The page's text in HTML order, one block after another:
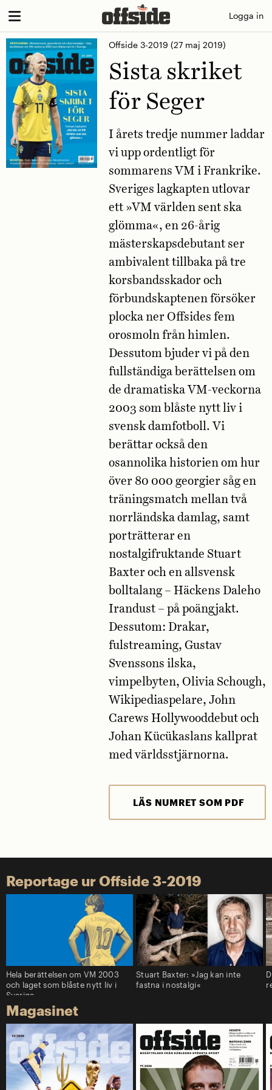
Skip
content
Logga in
Offside 3-2019 (27 maj 2019)
Sista skriket
för Seger
I årets tredje nummer laddar
vi upp ordentligt för
sommarens VM i Frankrike.
Sveriges lagkapten utlovar
ett »VM världen sent ska
glömma«, en 26-årig
mästerskapsdebutant ser
ambivalent tillbaka på tre
korsbandsskador och
förbundskaptenen försöker
plocka ner Offsides fem
orosmoln från himlen.
Dessutom bjuder vi på den
fullständiga berättelsen om
de dramatiska VM-veckorna
2003 som blåste nytt liv i
svensk damfotboll. Vi
berättar också den
osannolika historien om hur
över 80 000 georgier såg en
träningsmatch mellan två
norrländska damlag, samt
porträtterar en
nostalgifruktande Stuart
Baxter och en allsvensk
bolltalang – Häckens Daleho
Irandust – på poängjakt.
Dessutom: Drakar,
fulstreaming, Gustav
Svenssons ilska,
vimpelbyten, Olivia Schough,
Wikipediaspelare, John
Carews Hollywooddebut och
Johan Kücükaslans kallprat
med världsstjärnorna.
LÄS NUMRET SOM PDF
Reportage ur Offside 3-2019
Hela berättelsen om VM 2003
och laget som blåste nytt liv i
Sverige
Stuart Baxter: »Jag kan inte
fastna i nostalgi«
Magasinet